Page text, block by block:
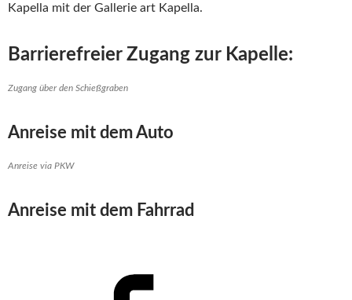
Kapella mit der Gallerie art Kapella.
Barrierefreier Zugang zur Kapelle:
Zugang über den Schießgraben
Anreise mit dem Auto
Anreise via PKW
Anreise mit dem Fahrrad